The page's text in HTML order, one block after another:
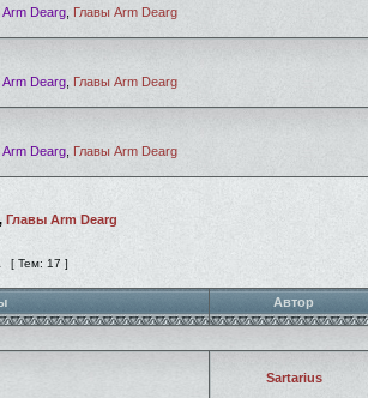
Dearg Главы Arm Dearg
Dearg Главы Arm Dearg
Dearg Главы Arm Dearg
, Главы Arm Dearg
[ Тем: 17 ]
Автор
Sartarius